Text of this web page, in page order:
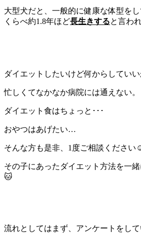
大型犬だと、一般的に健康な体型を
くらべ約1.8年ほど長生きすると言わ
ダイエットしたいけど何からしてい
忙しくてなかなか病院には通えない。
ダイエット食はちょっと･･･
おやつはあげたい…
そんな方も是非、1度ご相談くださ
その子にあったダイエット方法を一
🐱
流れとしてはまず、アンケートをし